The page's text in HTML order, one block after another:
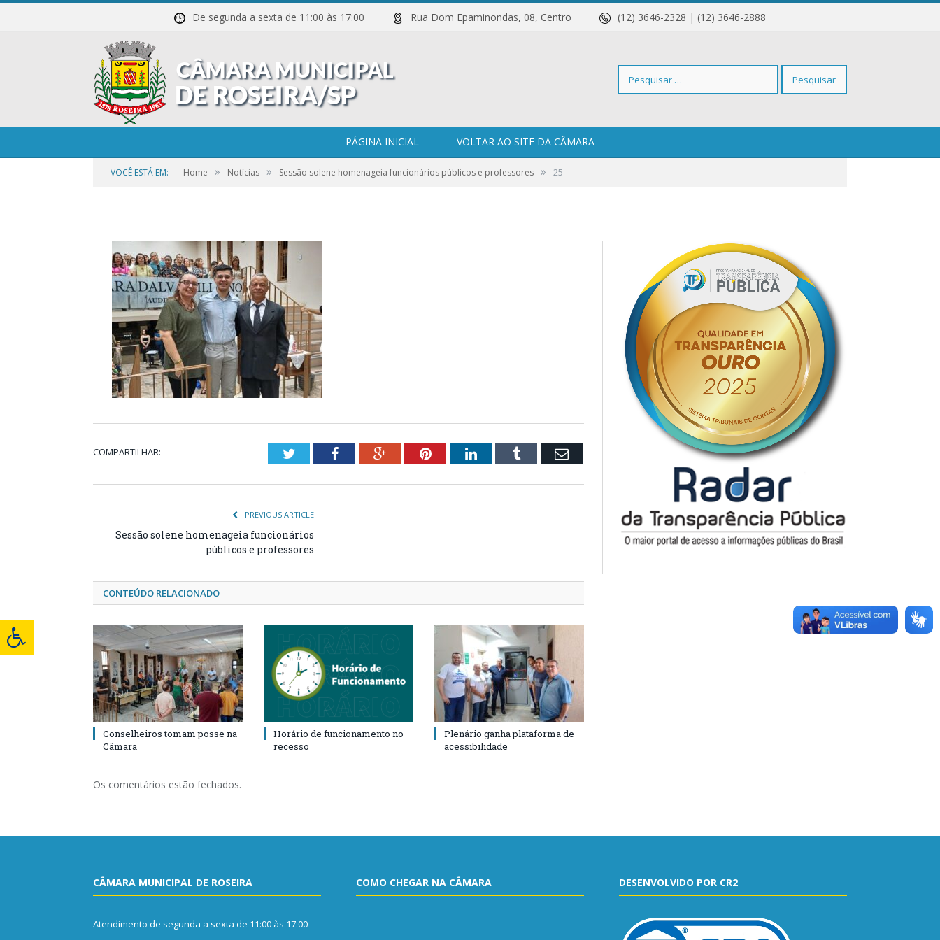
De segunda a sexta de 11:00 às 17:00 Rua Dom Epaminondas, 08, Centro (12) 3646-2328 | (12) 3646-2888
Pesquisar
PÁGINA INICIAL VOLTAR AO SITE DA CÂMARA
VOCÊ ESTÁ EM: Home » Notícias » Sessão solene homenageia funcionários públicos e professores » 25
COMPARTILHAR: TwitterFacebookGoogle+PinterestLinkedInTumblr Email
PREVIOUS ARTICLE
Sessão solene homenageia funcionários
públicos e professores
CONTEÚDO RELACIONADO
Conselheiros tomam posse na
Câmara
Horário de funcionamento no
recesso
Plenário ganha plataforma de
acessibilidade
Os comentários estão fechados.
CÂMARA MUNICIPAL DE ROSEIRA
Atendimento de segunda a sexta de 11:00 às 17:00
COMO CHEGAR NA CÂMARA DESENVOLVIDO POR CR2